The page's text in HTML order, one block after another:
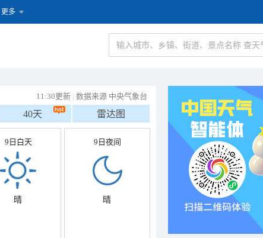
更多
11:30更新 | 数据来源 中央气象台
40天 雷达图
9日白天
晴
9日夜间
晴